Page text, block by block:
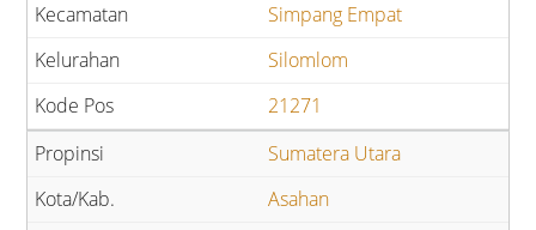
Simpang Empat
Silomlom
21271
Sumatera Utara
Asahan